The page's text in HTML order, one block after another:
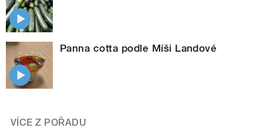
Panna cotta podle Míši Landové
VÍCE Z POŘADU